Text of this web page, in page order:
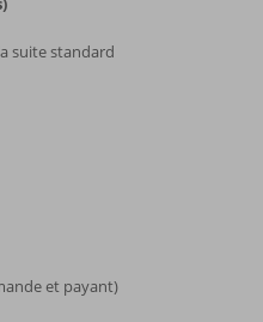
suite standard
et payant)